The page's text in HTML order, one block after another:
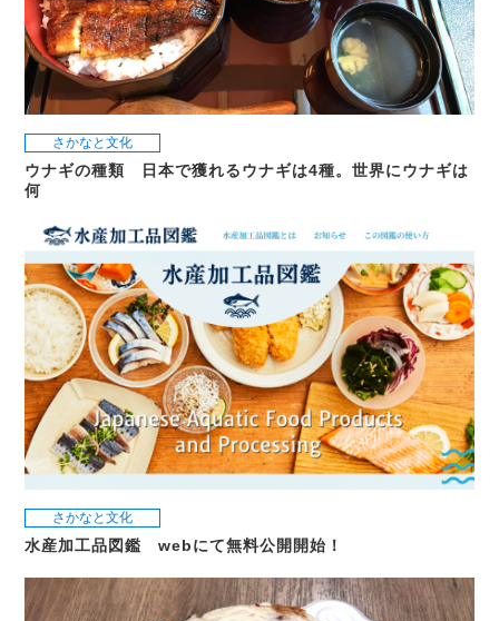
さかなと文化
ウナギの種類 日本で獲れるウナギは4種。世界にウナギは
何
さかなと文化
水産加工品図鑑 webにて無料公開開始！